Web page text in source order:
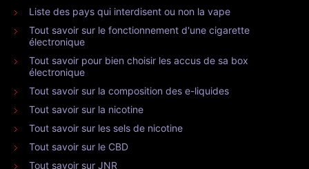
Liste des pays qui interdisent ou non la vape
Tout savoir sur le fonctionnement d'une cigarette
électronique
Tout savoir pour bien choisir les accus de sa box
électronique
Tout savoir sur la composition des e-liquides
Tout savoir sur la nicotine
Tout savoir sur les sels de nicotine
Tout savoir sur le CBD
Tout savoir sur JNR